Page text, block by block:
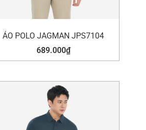
ÁO POLO JAGMAN JPS7104
689.000₫